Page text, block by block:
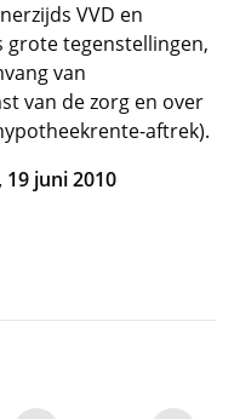
VVD en
grote tegenstellingen,
van
van de zorg en over
aftrek).
juni 2010